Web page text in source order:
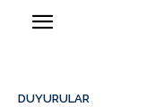
DUYURULAR